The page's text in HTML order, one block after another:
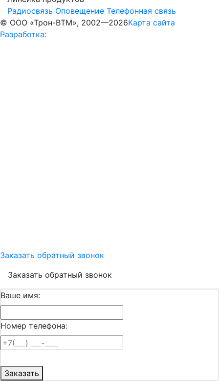
Радиосвязь Оповещение Телефонная связь
© ООО «Трон-ВТМ», 2002—2026Карта сайта
Разработка:
Заказать обратный звонок
Заказать обратный звонок
Ваше имя:
Номер телефона:
Заказать